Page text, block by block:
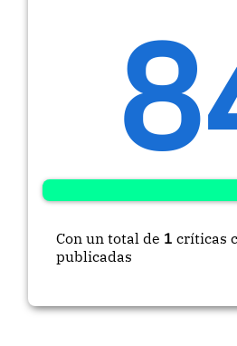
Con un total de 1 críticas
publicadas